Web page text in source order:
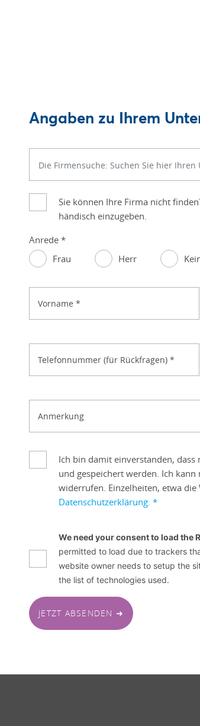
Angaben zu Ihrem
Sie können Ihre Firma nicht
händisch einzugeben.
Anrede *
Frau
Herr
Vorname *
Telefonnummer (für Rückfragen) *
Anmerkung
Ich bin damit einverstanden,
und gespeichert werden. Ich
widerrufen. Einzelheiten, etwa
Datenschutzerklärung. *
We need your consent to load the
permitted to load due to trackers
website owner needs to setup the
the list of technologies used.
JETZT ABSENDEN ➜